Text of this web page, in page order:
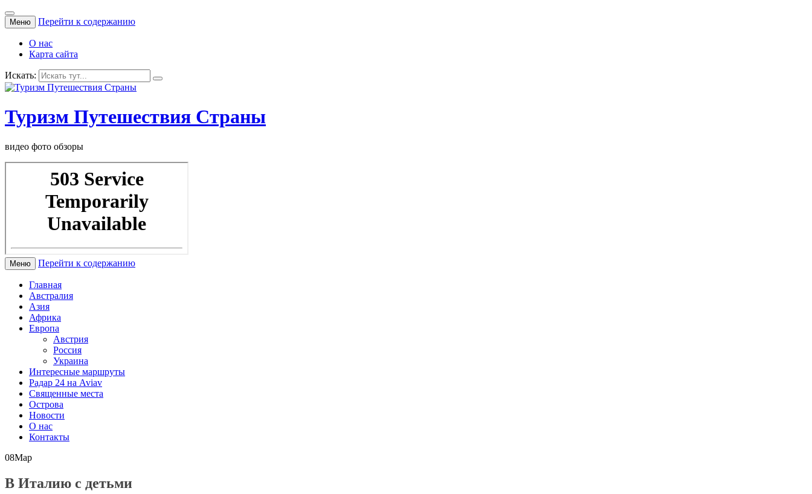
Меню Перейти к содержанию
О нас
Карта сайта
Искать:
Туризм Путешествия Страны
видео фото обзоры
Меню Перейти к содержанию
Главная
Австралия
Азия
Африка
Европа
Австрия
Россия
Украина
Интересные маршруты
Радар 24 на Aviav
Священные места
Острова
Новости
О нас
Контакты
08Мар
В Италию с детьми